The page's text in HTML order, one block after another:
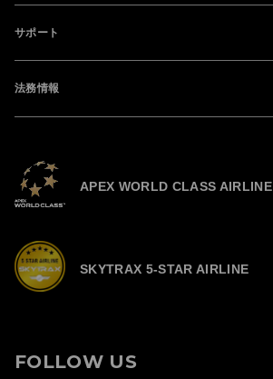
サポート
法務情報
APEX WORLD CLASS AIRLINE
SKYTRAX 5-STAR AIRLINE
FOLLOW US